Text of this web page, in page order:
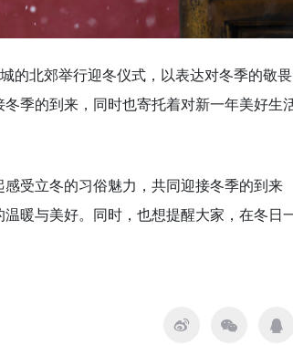
的北郊举行迎冬仪式，以表达对冬季的敬畏
季的到来，同时也寄托着对新一年美好生
受立冬的习俗魅力，共同迎接冬季的到来
暖与美好。同时，也想提醒大家，在冬日